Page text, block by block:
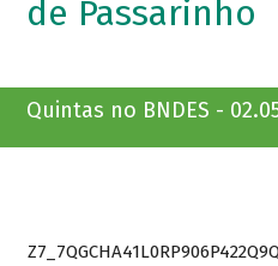
de Passarinho
Quintas no BNDES -